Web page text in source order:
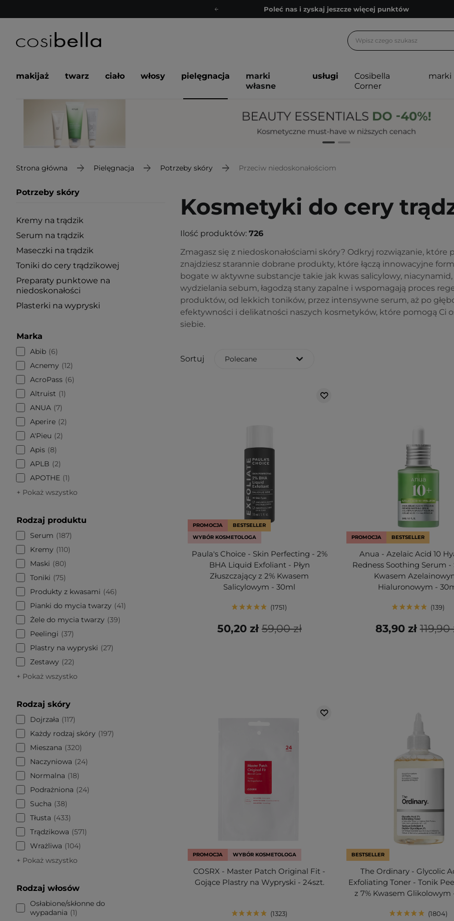
Poleć nas i zyskaj jeszcze więcej punktów
Bezpłatne konsultacje kosmetologiczne
Poleć nas i zyskaj jeszcze więcej punktów
makijaż twarz ciało włosy pielęgnacja
marki
własne
usługi
Cosibella
Corner
marki
Strona główna Pielęgnacja Potrzeby skóry Przeciw niedoskonałościom
Potrzeby skóry
Kremy na trądzik
Serum na trądzik
Maseczki na trądzik
Toniki do cery trądzikowej
Preparaty punktowe na
niedoskonałości
Plasterki na wypryski
Marka
Abib
6
Acnemy
12
AcroPass
6
Altruist
1
ANUA 7
Aperire 2
A'Pieu
2
Apis 8
APLB
2
APOTHE 1
+ Pokaż wszystko
Rodzaj produktu
Serum
187
Kremy
110
Maski
80
Toniki
75
Produkty z kwasami
46
Pianki do mycia twarzy
41
Żele do mycia twarzy
39
Peelingi
37
Plastry na wypryski
27
Zestawy
22
+ Pokaż wszystko
Rodzaj skóry
Dojrzała
117
Każdy rodzaj skóry
197
Mieszana
320
Naczyniowa
24
Normalna
18
Podrażniona
24
Sucha
38
Tłusta
433
Trądzikowa
571
Wrażliwa
104
+ Pokaż wszystko
Rodzaj włosów
Osłabione/skłonne do
wypadania
1
Kosmetyki do cery
Ilość produktów: 726
Zmagasz się z niedoskonałościami skóry? Odkryj rozwiązanie,
znajdziesz starannie dobrane produkty, które łączą innowacyjne
bogate w aktywne substancje takie jak kwas salicylowy,
wydzielania sebum, łagodzą stany zapalne i wspomagają proces
produktów, od lekkich toników, przez intensywne serum, aż po
efektywności i delikatności naszych kosmetyków, które pomogą Ci
siebie.
Sortuj Polecane
PROMOCJA
BESTSELLER
WYBÓR KOSMETOLOGA
Paula's Choice - Skin Perfecting - 2%
BHA Liquid Exfoliant - Płyn
Złuszczający z 2% Kwasem
Salicylowym - 30ml
1751
59,00 zł
50,20 zł
PROMOCJA BESTSELLER
Anua - Azelaic Acid 10
Redness Soothing Serum -
Kwasem
Hialuronowym -
139
119,90
83,90 zł
PROMOCJA WYBÓR KOSMETOLOGA
COSRX - Master Patch Original Fit -
Gojące Plastry na Wypryski - 24szt.
1323
BESTSELLER
The Ordinary - Glycolic
Exfoliating Toner - Tonik
z 7% Kwasem
1804